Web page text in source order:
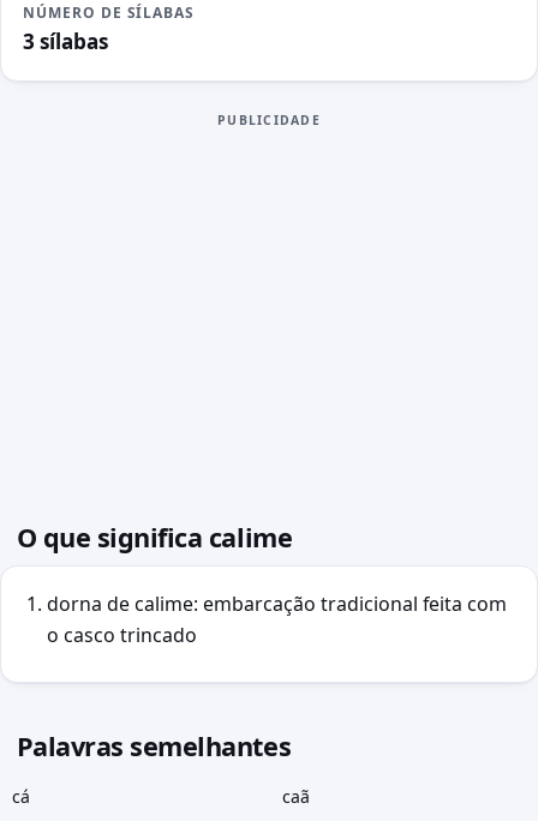
NÚMERO DE SÍLABAS
3 sílabas
PUBLICIDADE
O que significa calime
dorna de calime: embarcação tradicional feita com
o casco trincado
Palavras semelhantes
cá caã